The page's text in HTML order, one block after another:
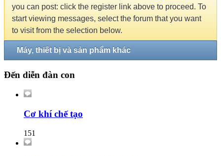
you can post: click the register link above to proceed. To
start viewing messages, select the forum that you want
to visit from the selection below.
Máy, thiết bị và sản phẩm khác
Đến diễn đàn con
Cơ khí chế tạo
151